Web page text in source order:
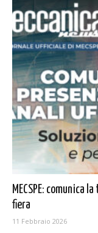
MECSPE: comunica
fiera
11 Febbraio 2026